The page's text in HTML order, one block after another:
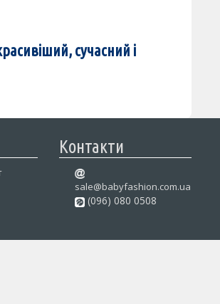
сучасний і
Контакти
sale@babyfashion.com.ua
(096) 080 0508